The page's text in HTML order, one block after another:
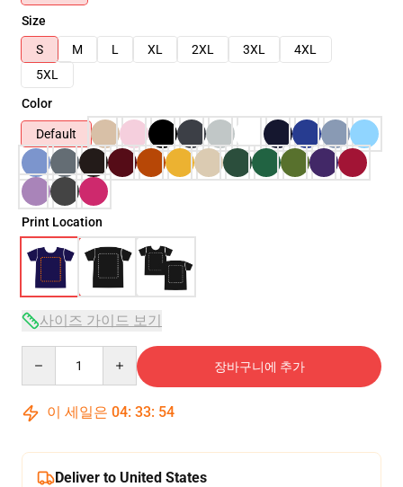
Size
S
M L XL 2XL 3XL
4XL
5XL
Color
Default
Print Location
사이즈 가이드 보기
장바구니에 추가
이 세일은 04: 33: 54
Deliver to United States